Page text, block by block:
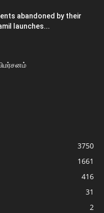
abandoned by their
launches...
3750
1661
416
31
2